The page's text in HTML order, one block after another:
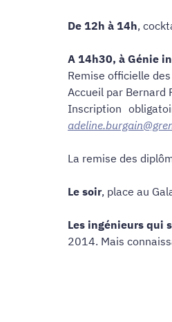
De 12h à 14h,
A 14h30, à Génie
Remise officielle
Accueil par Bernard
Inscription
La remise des
Le soir, place au
Les ingénieurs qui
2014. Mais